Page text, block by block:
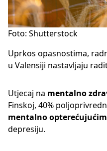
Foto: Shutterstock
Uprkos opasnostima,
u Valensiji nastavljaju
Utjecaj na mentalno
Finskoj, 40%
mentalno opterećujućim
depresiju.